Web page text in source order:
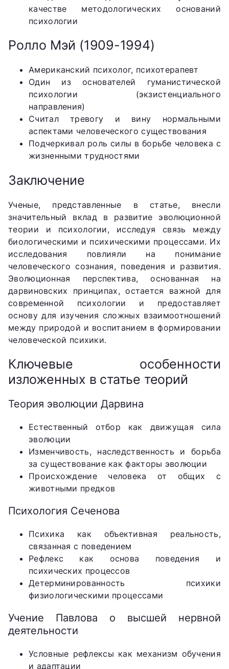
качестве методологических оснований
психологии
Ролло Мэй (1909-1994)
Американский психолог, психотерапевт
Один из основателей гуманистической
психологии (экзистенциального
направления)
Считал тревогу и вину нормальными
аспектами человеческого существования
Подчеркивал роль силы в борьбе человека с
жизненными трудностями
Заключение
Ученые, представленные в статье, внесли
значительный вклад в развитие эволюционной
теории и психологии, исследуя связь между
биологическими и психическими процессами. Их
исследования повлияли на понимание
человеческого сознания, поведения и развития.
Эволюционная перспектива, основанная на
дарвиновских принципах, остается важной для
современной психологии и предоставляет
основу для изучения сложных взаимоотношений
между природой и воспитанием в формировании
человеческой психики.
Ключевые особенности
изложенных в статье теорий
Теория эволюции Дарвина
Естественный отбор как движущая сила
эволюции
Изменчивость, наследственность и борьба
за существование как факторы эволюции
Происхождение человека от общих с
животными предков
Психология Сеченова
Психика как объективная реальность,
связанная с поведением
Рефлекс как основа поведения и
психических процессов
Детерминированность психики
физиологическими процессами
Учение Павлова о высшей нервной
деятельности
Условные рефлексы как механизм обучения
и адаптации